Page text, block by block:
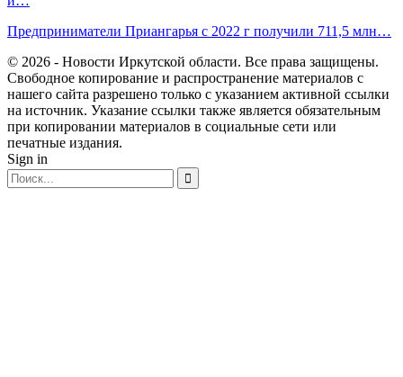
Предприниматели Приангарья с 2022 г получили 711,5 млн…
© 2026 - Новости Иркутской области. Все права защищены.
Свободное копирование и распространение материалов с
нашего сайта разрешено только с указанием активной ссылки
на источник. Указание ссылки также является обязательным
при копировании материалов в социальные сети или
печатные издания.
Sign in